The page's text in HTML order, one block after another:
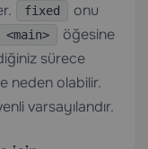
fixed
onu
<main>
öğesine
sürece
neden olabilir.
varsayılandır.